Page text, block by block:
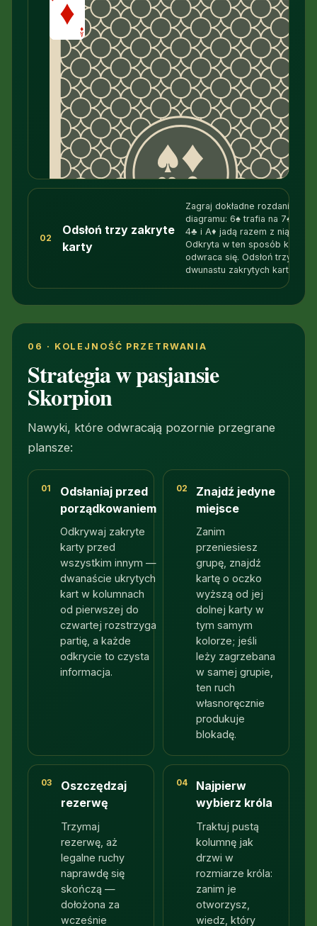
Naciśnij Enter lub Spację, aby wybrać i położyć
kartę. Escape anuluje wybór. 0
02
Odsłoń trzy zakryte
karty
Zagraj dokładne rozdanie z
diagramu: 6♠ trafia na 7♠, a
4♣ i A♦ jadą razem z nią.
Odkryta w ten sposób karta
odwraca się. Odsłoń trzy z
dwunastu zakrytych kart.
06 · KOLEJNOŚĆ PRZETRWANIA
Strategia w pasjansie
Skorpion
Nawyki, które odwracają pozornie przegrane
plansze:
01
Odsłaniaj przed
porządkowaniem
Odkrywaj zakryte
karty przed
wszystkim innym —
dwanaście ukrytych
kart w kolumnach
od pierwszej do
czwartej rozstrzyga
partię, a każde
odkrycie to czysta
informacja.
02
Znajdź jedyne
miejsce
Zanim
przeniesiesz
grupę, znajdź
kartę o oczko
wyższą od jej
dolnej karty w
tym samym
kolorze; jeśli
leży zagrzebana
w samej grupie,
ten ruch
własnoręcznie
produkuje
blokadę.
03
Oszczędzaj
rezerwę
Trzymaj
rezerwę, aż
legalne ruchy
naprawdę się
skończą —
dołożona za
wcześnie
04
Najpierw
wybierz króla
Traktuj pustą
kolumnę jak
drzwi w
rozmiarze króla:
zanim je
otworzysz,
wiedz, który